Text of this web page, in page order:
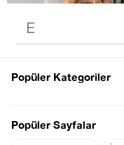
Popüler Kategoriler
Popüler Sayfalar